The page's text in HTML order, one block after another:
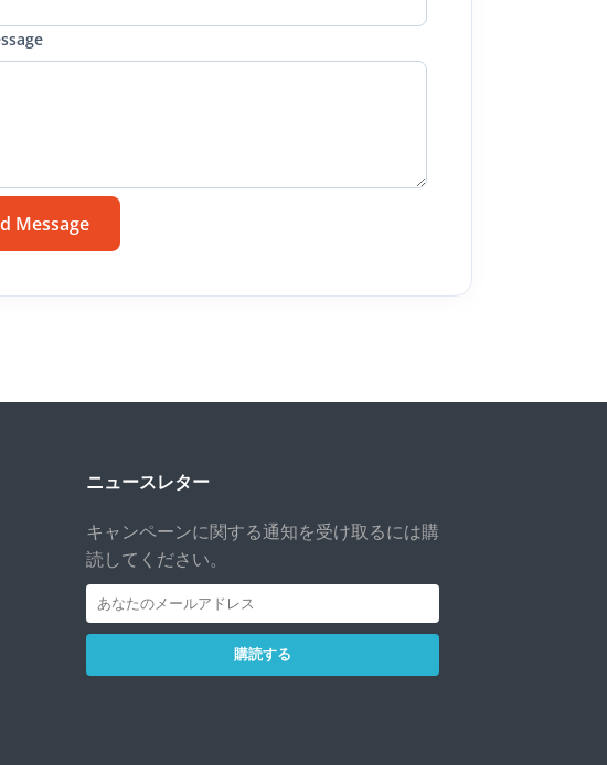
Message
ニュースレター
キャンペーンに関する通知を受け取るには購
読してください。
購読する